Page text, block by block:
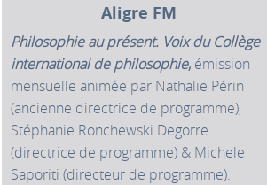
Aligre FM
Philosophie au présent. Voix du Collège
international de philosophie, émission
mensuelle animée par Nathalie Périn
(ancienne directrice de programme),
Stéphanie Ronchewski Degorre
(directrice de programme) & Michele
Saporiti (directeur de programme).